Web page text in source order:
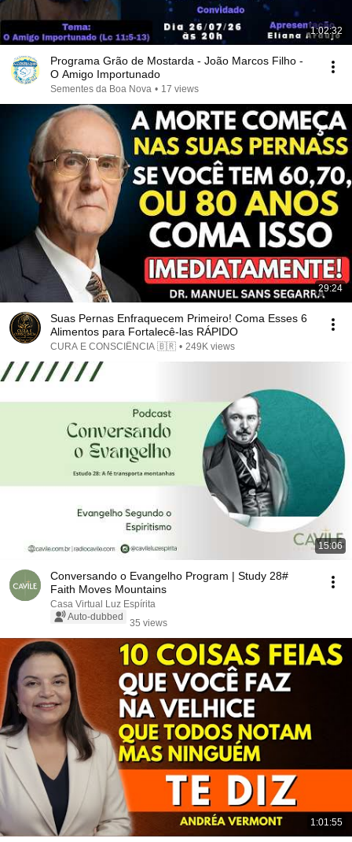
1:02:32
Programa Grão de Mostarda - João Marcos Filho -
O Amigo Importunado
Sementes da Boa Nova • 17 views
29:24
Suas Pernas Enfraquecem Primeiro! Coma Esses 6
Alimentos para Fortalecê-las RÁPIDO
CURA E CONSCIÊNCIA 🇧🇷 • 249K views
15:06
Conversando o Evangelho Program | Study 28#
Faith Moves Mountains
Casa Virtual Luz Espírita
Auto-dubbed
35 views
1:01:55